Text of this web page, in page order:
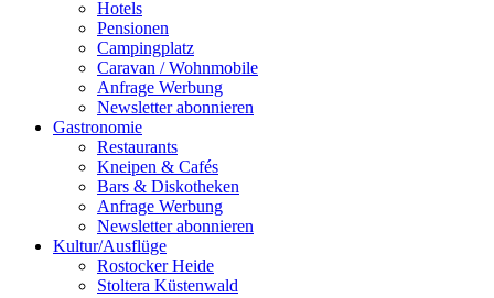
Hotels
Pensionen
Campingplatz
Caravan / Wohnmobile
Anfrage Werbung
Newsletter abonnieren
Gastronomie
Restaurants
Kneipen & Cafés
Bars & Diskotheken
Anfrage Werbung
Newsletter abonnieren
Kultur/Ausflüge
Rostocker Heide
Stoltera Küstenwald